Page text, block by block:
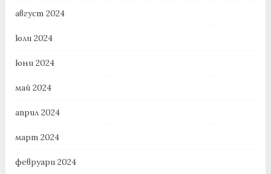
август 2024
юли 2024
юни 2024
май 2024
април 2024
март 2024
февруари 2024